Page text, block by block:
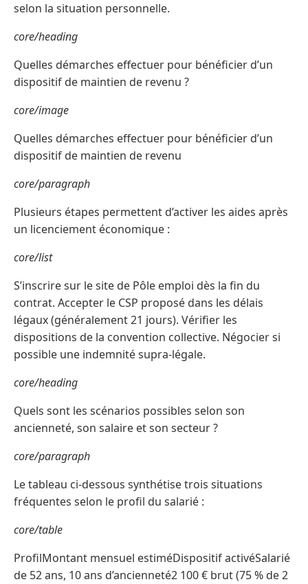
selon la situation personnelle.
core/heading
Quelles démarches effectuer pour bénéficier d’un
dispositif de maintien de revenu ?
core/image
Quelles démarches effectuer pour bénéficier d’un
dispositif de maintien de revenu
core/paragraph
Plusieurs étapes permettent d’activer les aides après
un licenciement économique :
core/list
S’inscrire sur le site de Pôle emploi dès la fin du
contrat. Accepter le CSP proposé dans les délais
légaux (généralement 21 jours). Vérifier les
dispositions de la convention collective. Négocier si
possible une indemnité supra-légale.
core/heading
Quels sont les scénarios possibles selon son
ancienneté, son salaire et son secteur ?
core/paragraph
Le tableau ci-dessous synthétise trois situations
fréquentes selon le profil du salarié :
core/table
ProfilMontant mensuel estiméDispositif activéSalarié
de 52 ans, 10 ans d’ancienneté2 100 € brut (75 % de 2